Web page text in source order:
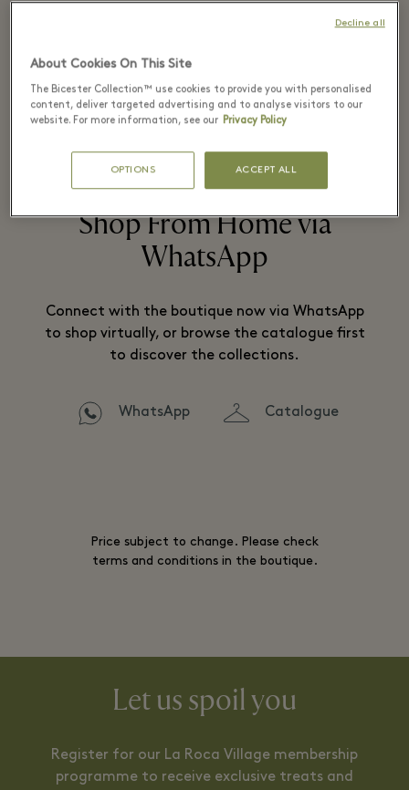
Rado has become famous throughout
materials science.
Shop From Home via
WhatsApp
Connect with the boutique now via WhatsApp
to shop virtually, or browse the catalogue first
to discover the collections.
WhatsApp Catalogue
Price subject to change. Please check
terms and conditions in the boutique.
Let us spoil you
Register for our La Roca Village membership
programme to receive exclusive treats and
About Cookies On This Site
The Bicester Collection™ use cookies to provide you with personalised
content, deliver targeted advertising and to analyse visitors to our
website. For more information, see our Privacy Policy
OPTIONS ACCEPT ALL
Decline all